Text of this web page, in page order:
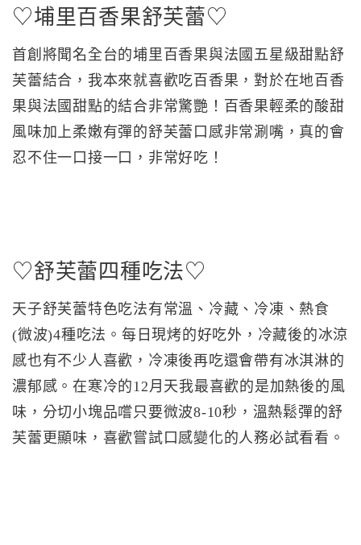
♡埔里百香果舒芙蕾♡
首創將聞名全台的埔里百香果與法國五星級甜點舒
芙蕾結合，我本來就喜歡吃百香果，對於在地百香
果與法國甜點的結合非常驚艷！百香果輕柔的酸甜
風味加上柔嫩有彈的舒芙蕾口感非常涮嘴，真的會
忍不住一口接一口，非常好吃！
♡舒芙蕾四種吃法♡
天子舒芙蕾特色吃法有常溫、冷藏、冷凍、熱食
(微波)4種吃法。每日現烤的好吃外，冷藏後的冰涼
感也有不少人喜歡，冷凍後再吃還會帶有冰淇淋的
濃郁感。在寒冷的12月天我最喜歡的是加熱後的風
味，分切小塊品嚐只要微波8-10秒，溫熱鬆彈的舒
芙蕾更顯味，喜歡嘗試口感變化的人務必試看看。